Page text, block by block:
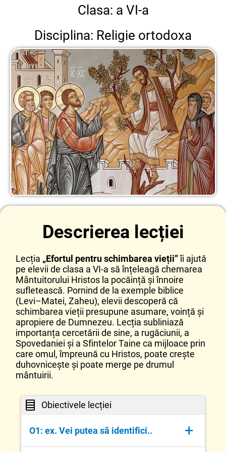
Clasa: a VI-a
Disciplina: Religie ortodoxa
Descrierea lecției
Lecția „Efortul pentru schimbarea vieții”îi ajută
pe elevii de clasa a VI-a să înțeleagă chemarea
Mântuitorului Hristos la pocăință și înnoire
sufletească. Pornind de la exemple biblice
(Levi–Matei, Zaheu), elevii descoperă că
schimbarea vieții presupune asumare, voință și
apropiere de Dumnezeu. Lecția subliniază
importanța cercetării de sine, a rugăciunii, a
Spovedaniei și a Sfintelor Taine ca mijloace prin
care omul, împreună cu Hristos, poate crește
duhovnicește și poate merge pe drumul
mântuirii.
Obiectivele lecției
O1: ex. Vei putea să identifici.. +